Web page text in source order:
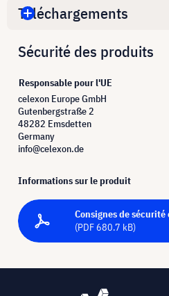
Téléchargements
Sécurité des produits
Responsable pour l'UE
celexon Europe GmbH
Gutenbergstraße 2
48282 Emsdetten
Germany
info@celexon.de
Informations sur le produit
Consignes de
(PDF 680.7 kB)